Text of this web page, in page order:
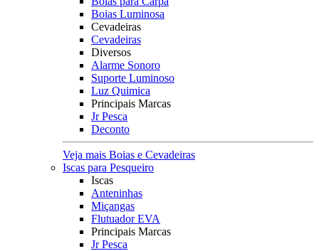
Boias Luminosa
Cevadeiras
Cevadeiras
Diversos
Alarme Sonoro
Suporte Luminoso
Luz Quimica
Principais Marcas
Jr Pesca
Deconto
Veja mais Boias e Cevadeiras
Iscas para Pesqueiro
Iscas
Anteninhas
Miçangas
Flutuador EVA
Principais Marcas
Jr Pesca